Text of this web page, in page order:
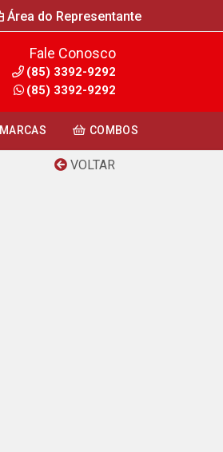
Área do Representante
Fale Conosco
(85) 3392-9292
(85) 3392-9292
MARCAS COMBOS
VOLTAR